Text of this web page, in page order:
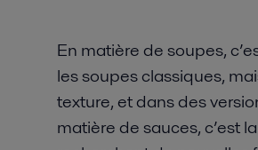
En matière de soupes,
les soupes classiques,
texture, et dans des
matière de sauces, c’est